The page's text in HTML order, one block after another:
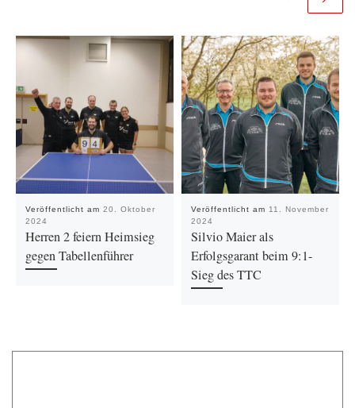
Veröffentlicht am 20. Oktober
2024
Herren 2 feiern Heimsieg
gegen Tabellenführer
Veröffentlicht am 11. November
2024
Silvio Maier als
Erfolgsgarant beim 9:1-
Sieg des TTC